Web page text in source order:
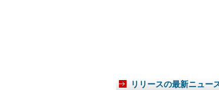
リリースの最新ニュー